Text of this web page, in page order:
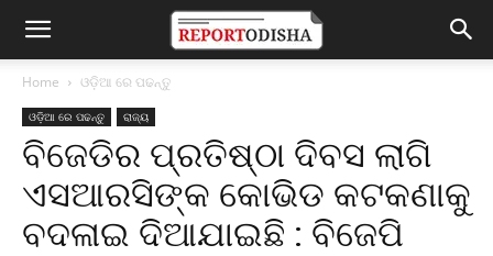
Home ଓଡ଼ିଆ ରେ ପଢନ୍ତୁ
ଓଡ଼ିଆ ରେ ପଢନ୍ତୁ ରାଜ୍ୟ
ବିଜେଡିର ପ୍ରତିଷ୍ଠା ଦିବସ ଲାଗି
ଏସଆରସିଙ୍କ କୋଭିଡ କଟକଣାକୁ
ବଦଳାଇ ଦିଆଯାଇଛି : ବିଜେପି